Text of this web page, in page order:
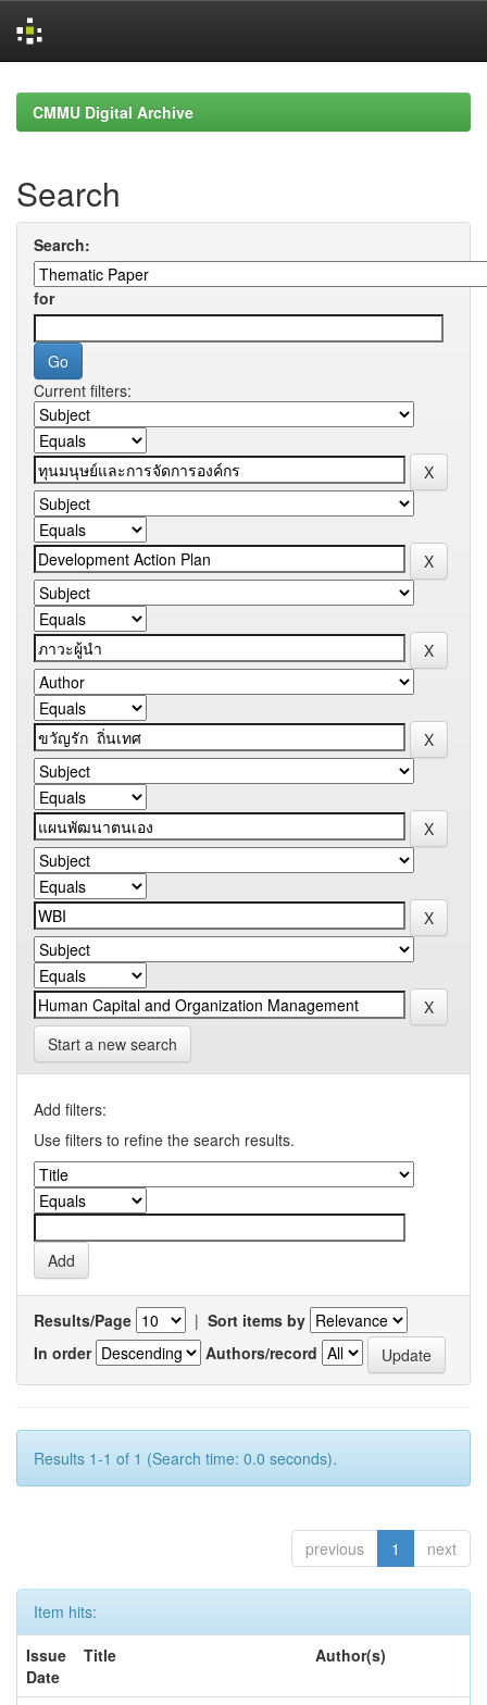
navigationCMMU Digital Archive
Search
Search:
for
Current filters:
Start a new search
Add filters:
Use filters to refine the search results.
Results/Page | Sort items by
In order
Authors/record
Results 1-1 of 1 (Search time: 0.0 seconds).
previous 1 next
Item hits:
Issue
Date
Title Author(s)